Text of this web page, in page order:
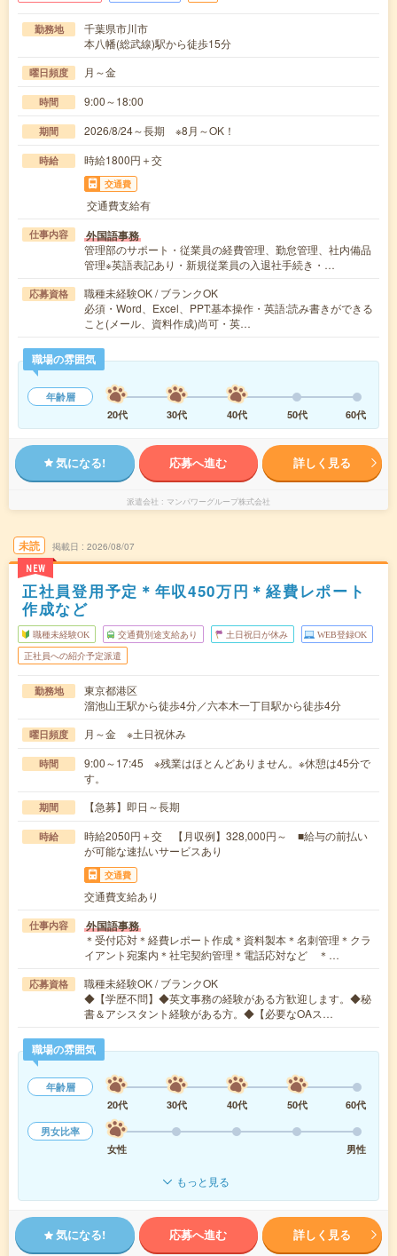
勤務地
千葉県市川市
本八幡(総武線)駅から徒歩15分
曜日頻度 月～金
時間 9:00～18:00
期間 2026/8/24～長期 ※8月～OK！
時給 時給1800円＋交
交通費
交通費支給有
仕事内容 外国語事務
管理部のサポート・従業員の経費管理、勤怠管理、社内備品
管理※英語表記あり・新規従業員の入退社手続き・…
応募資格
職種未経験OK / ブランクOK
必須・Word、Excel、PPT:基本操作・英語:読み書きができる
こと(メール、資料作成)尚可・英…
職場の雰囲気
年齢層
20代
30代 40代 50代 60代
気になる! 応募へ進む 詳しく見る
派遣会社 マンパワーグループ株式会社
未読
NEW
掲載日 2026/08/07
正社員登用予定＊年収450万円＊経費レポート
作成など
職種未経験OK 交通費別途支給あり 土日祝日が休み WEB登録OK
正社員への紹介予定派遣
勤務地
東京都港区
溜池山王駅から徒歩4分／六本木一丁目駅から徒歩4分
曜日頻度 月～金 ※土日祝休み
時間
9:00～17:45 ※残業はほとんどありません。※休憩は45分で
す。
期間 【急募】即日～長期
時給
時給2050円＋交 【月収例】328,000円～ ■給与の前払い
が可能な速払いサービスあり
交通費
交通費支給あり
仕事内容 外国語事務
＊受付応対＊経費レポート作成＊資料製本＊名刺管理＊クラ
イアント宛案内＊社宅契約管理＊電話応対など ＊…
応募資格
職種未経験OK / ブランクOK
◆【学歴不問】◆英文事務の経験がある方歓迎します。◆秘
書＆アシスタント経験がある方。◆【必要なOAス…
職場の雰囲気
年齢層
20代
30代 40代 50代
60代
男女比率
女性
男性
もっと見る
気になる! 応募へ進む 詳しく見る